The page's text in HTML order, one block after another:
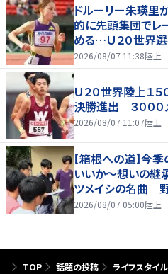
ドルーリー朱瑛里
的に先頭集団で
める…Ｕ２０世界
2026/08/07 11:38陸上
Ｕ２０世界陸上１
決勝進出 ３０００
2026/08/07 11:07陸上
【箱根への道】今
いいか～想いの継
ツメイシの名曲
を引っ張る…夏合
2026/08/07 05:00陸上
TOP 話題の投稿 ライフスタイル